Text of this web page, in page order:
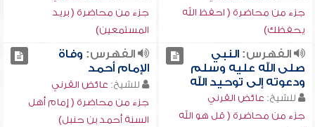
جزء من محاضرة ( احفظ الله
يحفظك)
جزء من محاضرة ( بريد
المستمعين)
الفهرس:النبي
صلى الله عليه وسلم
ودعوته إلى توحيد الله
للشيخ: عائض القرني
جزء من محاضرة ( قل هو الله
الفهرس: وفاة
الإمام أحمد
للشيخ: عائض القرني
جزء من محاضرة ( إمام أهل
السنة أحمد بن حنبل)